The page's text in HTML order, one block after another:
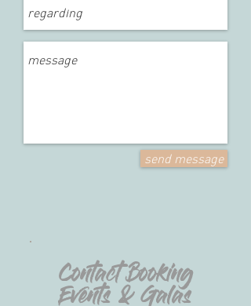
send message
Contact Booking
Events & Galas